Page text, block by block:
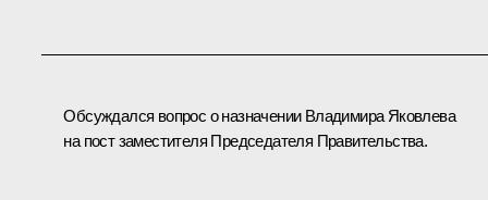
Обсуждался вопрос о назначении Владимира Яковлева
на пост заместителя Председателя Правительства.